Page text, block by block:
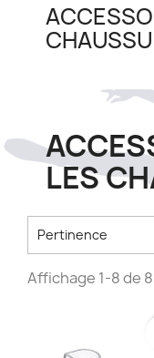
LES
Pertinence
Affichage 1-8 de